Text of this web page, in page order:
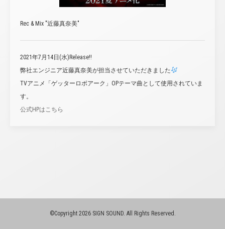
Rec & Mix "近藤真奈美"
2021年7月14日(水)Release!!
弊社エンジニア近藤真奈美が担当させていただきました
TVアニメ「ゲッターロボアーク」OPテーマ曲として使用されていま
す。
公式HPはこちら
©Copyright 2026 SIGN SOUND. All Rights Reserved.